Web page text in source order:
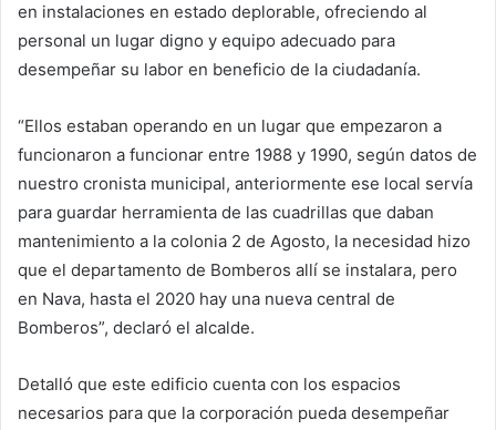
en instalaciones en estado deplorable, ofreciendo al
personal un lugar digno y equipo adecuado para
desempeñar su labor en beneficio de la ciudadanía.
“Ellos estaban operando en un lugar que empezaron a
funcionaron a funcionar entre 1988 y 1990, según datos de
nuestro cronista municipal, anteriormente ese local servía
para guardar herramienta de las cuadrillas que daban
mantenimiento a la colonia 2 de Agosto, la necesidad hizo
que el departamento de Bomberos allí se instalara, pero
en Nava, hasta el 2020 hay una nueva central de
Bomberos”, declaró el alcalde.
Detalló que este edificio cuenta con los espacios
necesarios para que la corporación pueda desempeñar